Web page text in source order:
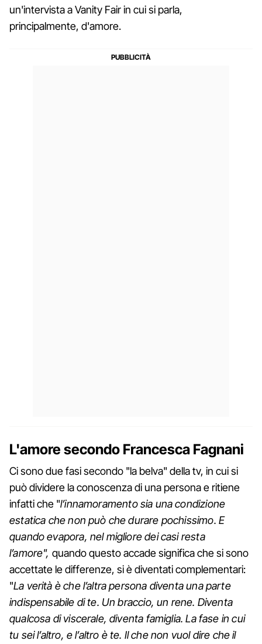
un'intervista a Vanity Fair in cui si parla,
principalmente, d'amore.
L'amore secondo Francesca Fagnani
Ci sono due fasi secondo "la belva" della tv, in cui si
può dividere la conoscenza di una persona e ritiene
infatti che "l’innamoramento sia una condizione
estatica che non può che durare pochissimo. E
quando evapora, nel migliore dei casi resta
l’amore", quando questo accade significa che si sono
accettate le differenze, si è diventati complementari:
"La verità è che l’altra persona diventa una parte
indispensabile di te. Un braccio, un rene. Diventa
qualcosa di viscerale, diventa famiglia. La fase in cui
tu sei l’altro, e l’altro è te. Il che non vuol dire che il